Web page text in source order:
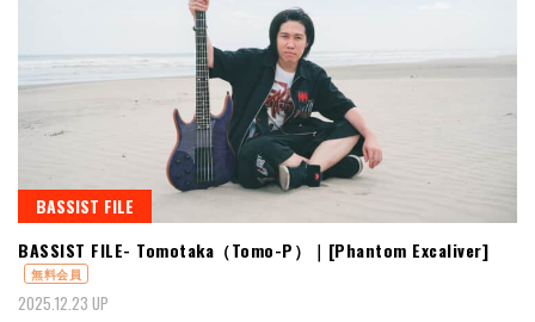
BASSIST FILE
BASSIST FILE- Tomotaka（Tomo-P）｜[Phantom Excaliver]
無料会員
2025.12.23 UP